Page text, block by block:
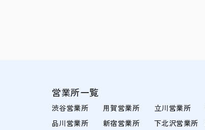
営業所一覧
渋谷営業所
品川営業所
用賀営業所
新宿営業所
立川営業所
下北沢営業所